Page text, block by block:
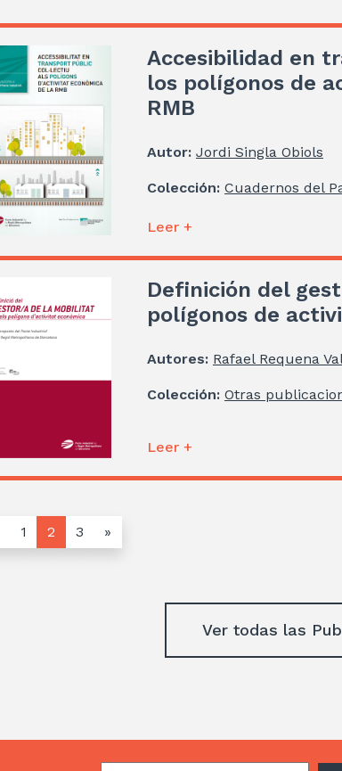
Accesibilidad en
los polígonos de
RMB
Autor: Jordi Singla Obiols
Colección: Cuadernos del
Leer +
Definición del
polígonos de
Autores: Rafael Requena
Colección: Otras
Leer +
1 2 3 »
Ver todas las